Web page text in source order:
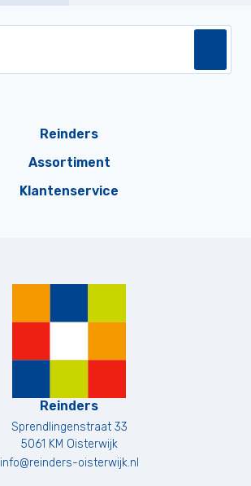
Reinders
Assortiment
Klantenservice
Reinders
Sprendlingenstraat 33
5061 KM Oisterwijk
info@reinders-oisterwijk.nl